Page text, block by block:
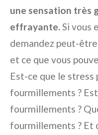
une sensation très
effrayante.Si vous
demandez peut-
et ce que vous
Est-ce que le stress
fourmillements ?
fourmillements ?
fourmillements ? Et